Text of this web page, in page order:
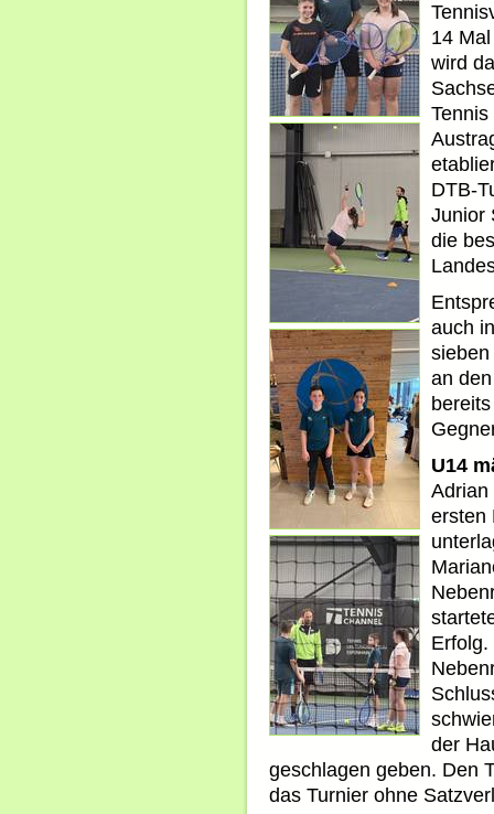
14
wird
DTB-
Junior
die
auch
an
U14
Adrian
ersten
der
geschlagen geben. Den
das Turnier ohne